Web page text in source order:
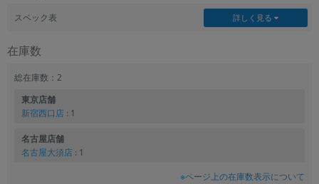
スペック表 詳しく見る
在庫数
総在庫数：2
東京店舗
新宿西口店 : 1
名古屋店舗
名古屋大須店 : 1
※ページ上の在庫数表示について